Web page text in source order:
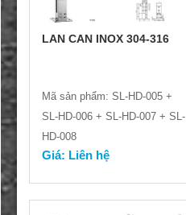
LAN CAN INOX 304-316
Mã sản phẩm: SL-HD-005 +
SL-HD-006 + SL-HD-007 + SL-
HD-008
Giá: Liên hệ